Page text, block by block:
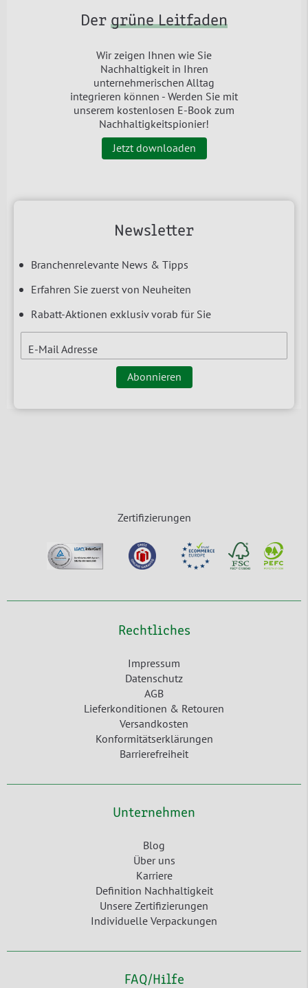
Newsletter
Branchenrelevante News & Tipps
Erfahren Sie zuerst von Neuheiten
Rabatt-Aktionen exklusiv vorab für Sie
E-Mail Adresse
Abonnieren
Der grüne Leitfaden
Wir zeigen Ihnen wie Sie
Nachhaltigkeit in Ihren
unternehmerischen Alltag
integrieren können - Werden Sie mit
unserem kostenlosen E-Book zum
Nachhaltigkeitspionier!
Jetzt downloaden
Zertifizierungen
Rechtliches
Impressum
Datenschutz
AGB
Lieferkonditionen & Retouren
Versandkosten
Konformitätserklärungen
Barrierefreiheit
Unternehmen
Blog
Über uns
Karriere
Definition Nachhaltigkeit
Unsere Zertifizierungen
Individuelle Verpackungen
FAQ/Hilfe